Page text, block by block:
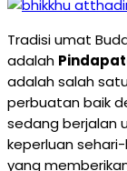
Tradisi umat
adalah
adalah salah
perbuatan baik
sedang berjalan
keperluan
yang